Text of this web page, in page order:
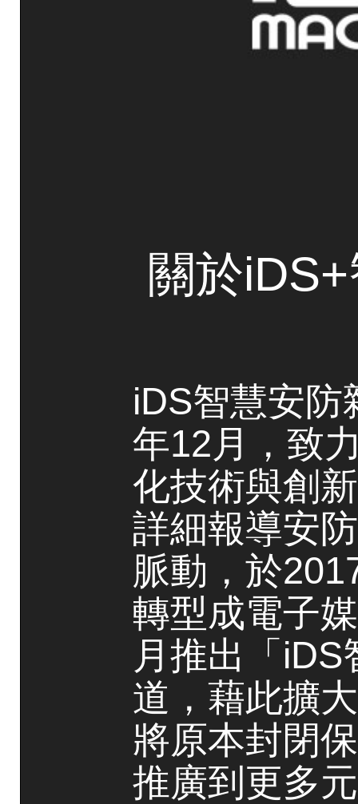
關於
iDS智慧安防
年12月，致
化技術與創
詳細報導安
脈動，於
轉型成電子
月推出「
道，藉此擴
將原本封閉
推廣到更多